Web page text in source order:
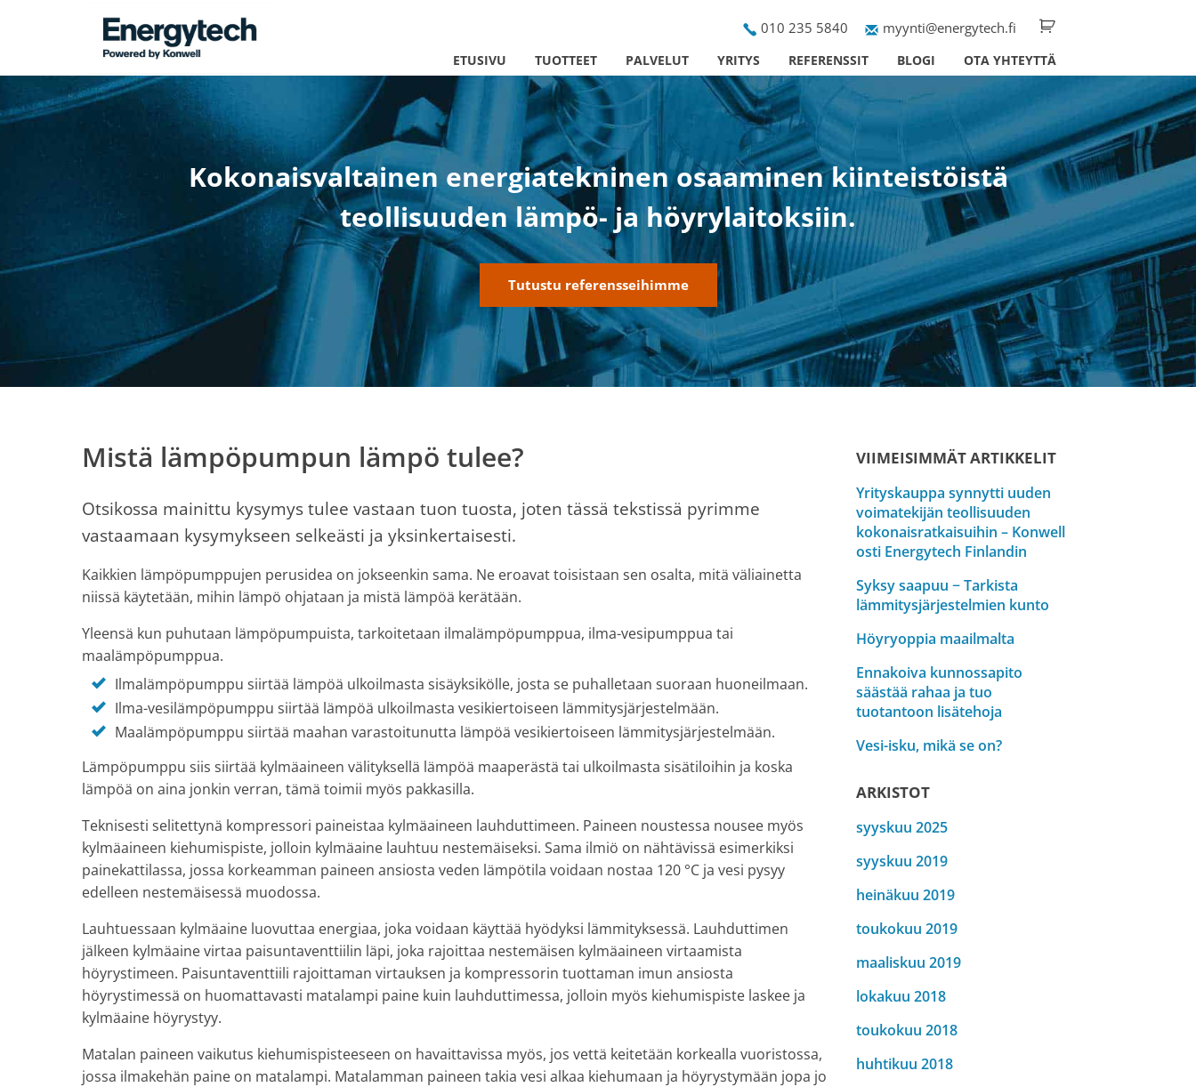
010 235 5840 myynti@energytech.fi
ETUSIVU TUOTTEET PALVELUT YRITYS REFERENSSIT BLOGI OTA YHTEYTTÄ
Kokonaisvaltainen energiatekninen osaaminen kiinteistöistä
teollisuuden lämpö- ja höyrylaitoksiin.
Tutustu referensseihimme
Mistä lämpöpumpun lämpö tulee?
Otsikossa mainittu kysymys tulee vastaan tuon tuosta, joten tässä tekstissä pyrimme
vastaamaan kysymykseen selkeästi ja yksinkertaisesti.
Kaikkien lämpöpumppujen perusidea on jokseenkin sama. Ne eroavat toisistaan sen osalta, mitä väliainetta
niissä käytetään, mihin lämpö ohjataan ja mistä lämpöä kerätään.
Yleensä kun puhutaan lämpöpumpuista, tarkoitetaan ilmalämpöpumppua, ilma-vesipumppua tai
maalämpöpumppua.
Ilmalämpöpumppu siirtää lämpöä ulkoilmasta sisäyksikölle, josta se puhalletaan suoraan huoneilmaan.
Ilma-vesilämpöpumppu siirtää lämpöä ulkoilmasta vesikiertoiseen lämmitysjärjestelmään.
Maalämpöpumppu siirtää maahan varastoitunutta lämpöä vesikiertoiseen lämmitysjärjestelmään.
Lämpöpumppu siis siirtää kylmäaineen välityksellä lämpöä maaperästä tai ulkoilmasta sisätiloihin ja koska
lämpöä on aina jonkin verran, tämä toimii myös pakkasilla.
Teknisesti selitettynä kompressori paineistaa kylmäaineen lauhduttimeen. Paineen noustessa nousee myös
kylmäaineen kiehumispiste, jolloin kylmäaine lauhtuu nestemäiseksi. Sama ilmiö on nähtävissä esimerkiksi
painekattilassa, jossa korkeamman paineen ansiosta veden lämpötila voidaan nostaa 120 °C ja vesi pysyy
edelleen nestemäisessä muodossa.
Lauhtuessaan kylmäaine luovuttaa energiaa, joka voidaan käyttää hyödyksi lämmityksessä. Lauhduttimen
jälkeen kylmäaine virtaa paisuntaventtiilin läpi, joka rajoittaa nestemäisen kylmäaineen virtaamista
höyrystimeen. Paisuntaventtiili rajoittaman virtauksen ja kompressorin tuottaman imun ansiosta
höyrystimessä on huomattavasti matalampi paine kuin lauhduttimessa, jolloin myös kiehumispiste laskee ja
kylmäaine höyrystyy.
Matalan paineen vaikutus kiehumispisteeseen on havaittavissa myös, jos vettä keitetään korkealla vuoristossa,
jossa ilmakehän paine on matalampi. Matalamman paineen takia vesi alkaa kiehumaan ja höyrystymään jopa jo
VIIMEISIMMÄT ARTIKKELIT
Yrityskauppa synnytti uuden
voimatekijän teollisuuden
kokonaisratkaisuihin – Konwell
osti Energytech Finlandin
Syksy saapuu − Tarkista
lämmitysjärjestelmien kunto
Höyryoppia maailmalta
Ennakoiva kunnossapito
säästää rahaa ja tuo
tuotantoon lisätehoja
Vesi-isku, mikä se on?
ARKISTOT
syyskuu 2025
syyskuu 2019
heinäkuu 2019
toukokuu 2019
maaliskuu 2019
lokakuu 2018
toukokuu 2018
huhtikuu 2018